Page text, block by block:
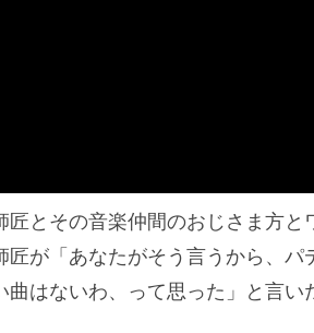
とその音楽仲間のおじさま方と
が「あなたがそう言うから、パ
はないわ、って思った」と言い